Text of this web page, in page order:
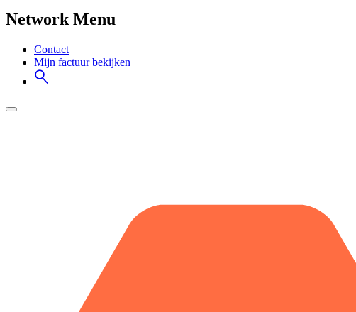
Network Menu
Contact
Mijn factuur bekijken